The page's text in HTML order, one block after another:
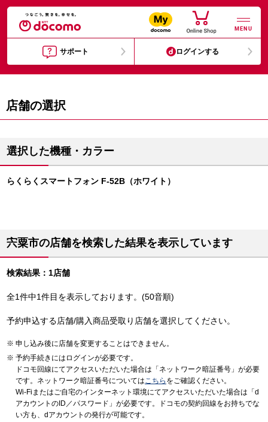
MENU
サポート ログインする
店舗の選択
選択した機種・カラー
らくらくスマートフォン F-52B（ホワイト）
宍粟市の店舗を検索した結果を表示しています
検索結果：1店舗
全1件中1件目を表示しております。(50音順)
予約申込する店舗/購入商品受取り店舗を選択してください。
申し込み後に店舗を変更することはできません。
予約手続きにはログインが必要です。
ドコモ回線にてアクセスいただいた場合は「ネットワーク暗証番号」が必要
です。ネットワーク暗証番号についてはこちら をご確認ください。
Wi-Fiまたはご自宅のインターネット環境にてアクセスいただいた場合は「d
アカウントのID／パスワード」が必要です。ドコモの契約回線をお持ちでな
い方も、dアカウントの発行が可能です。